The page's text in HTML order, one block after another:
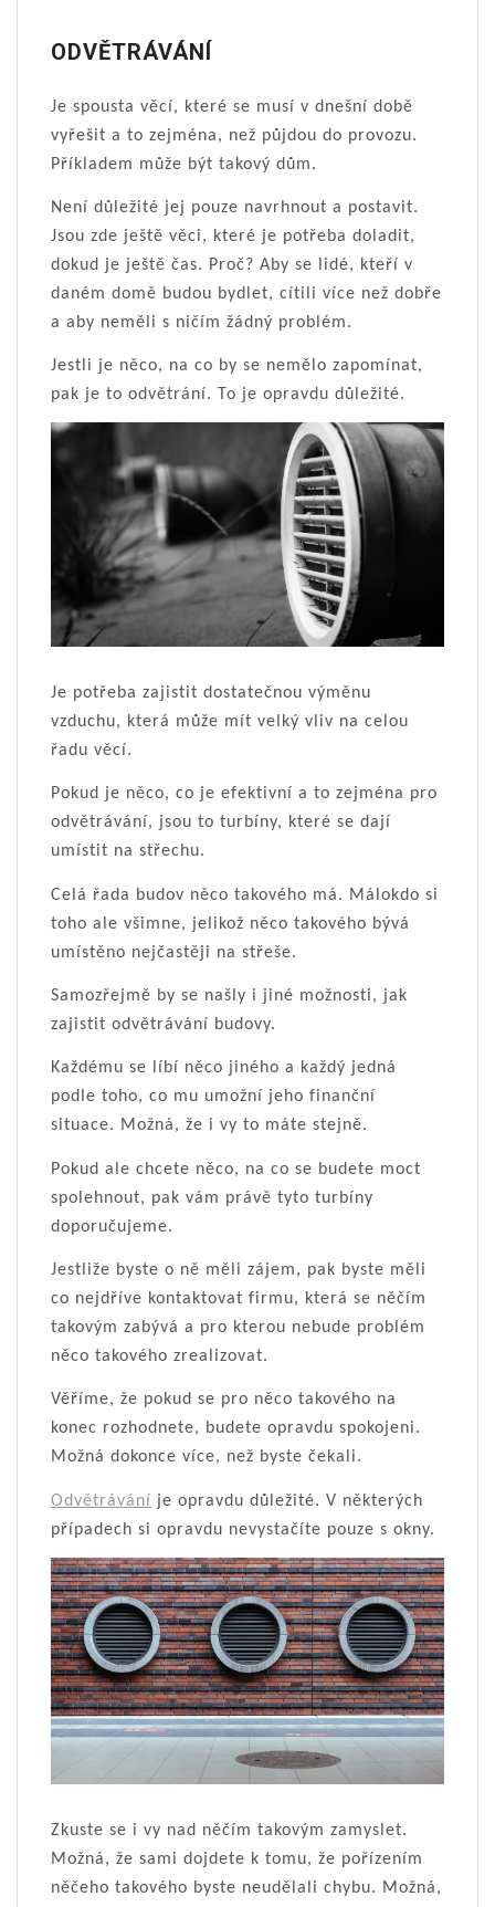
ODVĚTRÁVÁNÍ
Je spousta věcí, které se musí v dnešní době
vyřešit a to zejména, než půjdou do provozu.
Příkladem může být takový dům.
Není důležité jej pouze navrhnout a postavit.
Jsou zde ještě věci, které je potřeba doladit,
dokud je ještě čas. Proč? Aby se lidé, kteří v
daném domě budou bydlet, cítili více než dobře
a aby neměli s ničím žádný problém.
Jestli je něco, na co by se nemělo zapomínat,
pak je to odvětrání. To je opravdu důležité.
Je potřeba zajistit dostatečnou výměnu
vzduchu, která může mít velký vliv na celou
řadu věcí.
Pokud je něco, co je efektivní a to zejména pro
odvětrávání, jsou to turbíny, které se dají
umístit na střechu.
Celá řada budov něco takového má. Málokdo si
toho ale všimne, jelikož něco takového bývá
umístěno nejčastěji na střeše.
Samozřejmě by se našly i jiné možnosti, jak
zajistit odvětrávání budovy.
Každému se líbí něco jiného a každý jedná
podle toho, co mu umožní jeho finanční
situace. Možná, že i vy to máte stejně.
Pokud ale chcete něco, na co se budete moct
spolehnout, pak vám právě tyto turbíny
doporučujeme.
Jestliže byste o ně měli zájem, pak byste měli
co nejdříve kontaktovat firmu, která se něčím
takovým zabývá a pro kterou nebude problém
něco takového zrealizovat.
Věříme, že pokud se pro něco takového na
konec rozhodnete, budete opravdu spokojeni.
Možná dokonce více, než byste čekali.
Odvětrávání je opravdu důležité. V některých
případech si opravdu nevystačíte pouze s okny.
Zkuste se i vy nad něčím takovým zamyslet.
Možná, že sami dojdete k tomu, že pořízením
něčeho takového byste neudělali chybu. Možná,